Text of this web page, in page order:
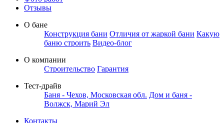
Отзывы
О бане
Конструкция бани Отличия от жаркой бани Какую
баню строить Видео-блог
О компании
Строительство Гарантия
Тест-драйв
Баня - Чехов, Московская обл. Дом и баня -
Волжск, Марий Эл
Контакты